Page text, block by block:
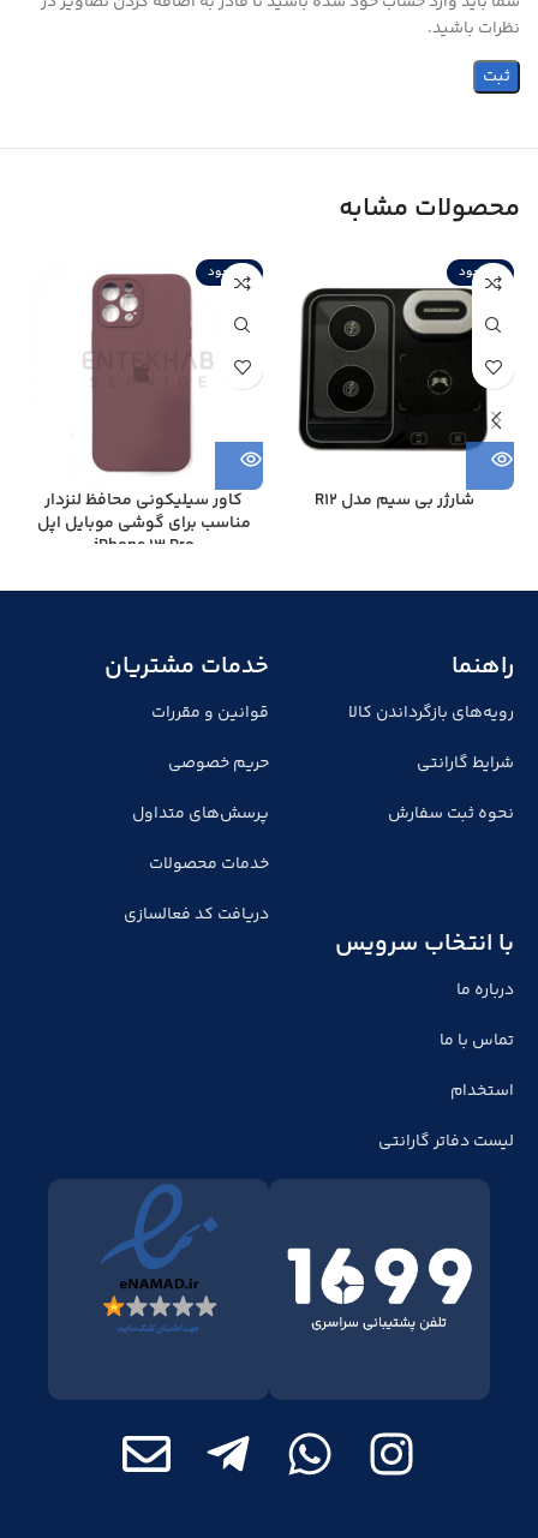
نظرات باشید.
محصولات مشابه
ناموجود
شارژر بی سیم مدل R12
ناموجود
کاور سیلیکونی محافظ لنزدار
مناسب برای گوشی موبایل اپل
iPhone 13 Pro
راهنما
رویه‌های بازگرداندن کالا
شرایط گارانتی
نحوه ثبت سفارش
خدمات مشتریان
قوانین و مقررات
حریم خصوصی
پرسش‌های متداول
خدمات محصولات
دریافت کد فعالسازی
با انتخاب سرویس
درباره ما
تماس با ما
استخدام
لیست دفاتر گارانتی